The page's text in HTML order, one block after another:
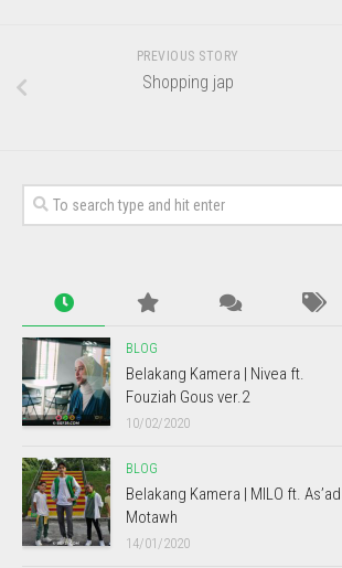
PREVIOUS STORY
Shopping jap
BLOG
Belakang Kamera | Nivea ft.
Fouziah Gous ver.2
10/02/2020
BLOG
Belakang Kamera | MILO ft. As’ad
Motawh
14/01/2020